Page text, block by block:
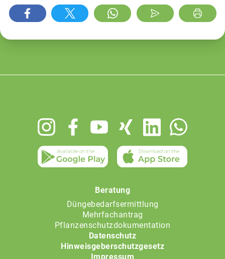
Beratung
Düngebedarfsermittlung
Mehrfachantrag
Pflanzenschutzdokumentation
Datenschutz
Hinweisgeberschutzgesetz
Impressum